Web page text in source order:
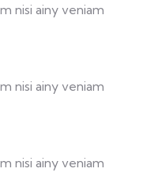
nisi ainy veniam
nisi ainy veniam
nisi ainy veniam